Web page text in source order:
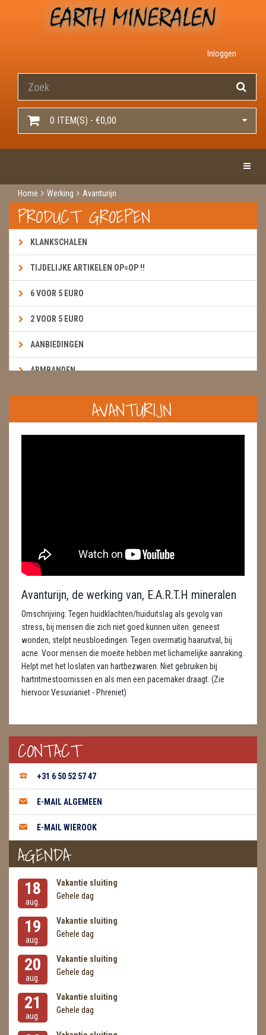
Inloggen
0 ITEM(S) - €0,00
Home Werking Avanturijn
PRODUCT GROEPEN
KLANKSCHALEN
TIJDELIJKE ARTIKELEN OP=OP !!
6 VOOR 5 EURO
2 VOOR 5 EURO
AANBIEDINGEN
ARMBANDEN
BOEKEN & KAARTEN E.A.R.T.H.
BOLLEN
ENGELEN
FENG SHUI
GEODE 'S / STANDAARDS
GESLEPEN STENEN
HANGERS
HARTEN
LAMPEN
MASSAGE
METEORIETEN
READING EN PERSOONLIJK ADVIES
RUWE STENEN
SCHEDELS / SKULLS
SELENIET
SPECIALE STUKKEN
TELEFOON KOORDEN
THEELICHTEN
VLINDERS
AVANTURIJN
Avanturijn, de werking van, E.A.R.T.H mineralen
Omschrijving: Tegen huidklachten/huiduitslag als gevolg van
stress, bij mensen die zich niet goed kunnen uiten. geneest
wonden, stelpt neusbloedingen. Tegen overmatig haaruitval, bij
acne. Voor mensen die moeite hebben met lichamelijke aanraking.
Helpt met het loslaten van hartbezwaren. Niet gebruiken bij
hartritmestoornissen en als men een pacemaker draagt. (Zie
hiervoor Vesuvianiet - Phreniet)
CONTACT
+31 6 50 52 57 47
E-MAIL ALGEMEEN
E-MAIL WIEROOK
AGENDA
18
aug.
Vakantie sluiting
Gehele dag
19
aug.
Vakantie sluiting
Gehele dag
20
aug.
Vakantie sluiting
Gehele dag
21
aug.
Vakantie sluiting
Gehele dag